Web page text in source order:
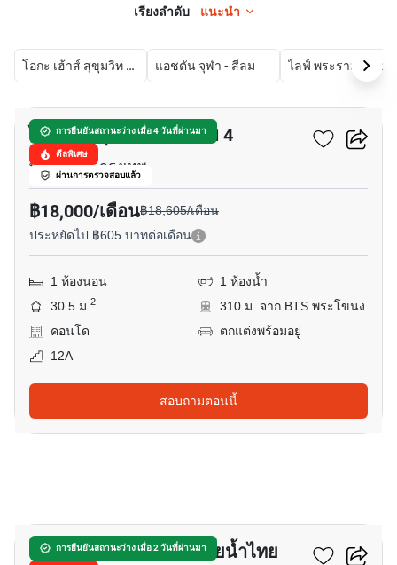
เรียงลำดับ แนะนำ
โอกะ เฮ้าส์ สุขุมวิท 36 แอชตัน จุฬา - สีลม
การยืนยันสถานะว่าง เมื่อ 4 วันที่ผ่านมา
ดีลพิเศษ
ผ่านการตรวจสอบแล้ว
ไอดีโอ สุขุมวิท - พระราม 4
พระราม 4, กรุงเทพ
฿18,000/เดือน฿18,605/เดือน
ประหยัดไป ฿605 บาทต่อเดือน
1 ห้องนอน
1 ห้องน้ำ
30.5 ม.2
310 ม. จาก BTS พระโขนง
คอนโด
ตกแต่งพร้อมอยู่
12A
สอบถามตอนนี้
การยืนยันสถานะว่าง เมื่อ 2 วันที่ผ่านมา
ยู สบาย พระราม 4 - กล้วยน้ำไทย